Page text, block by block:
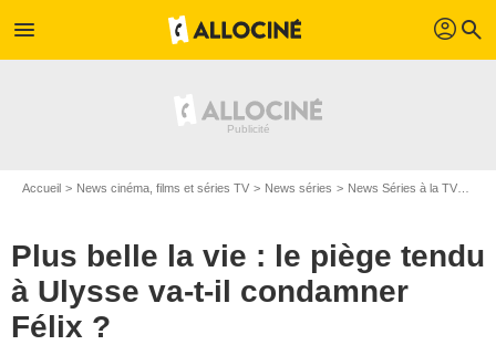
menu profil search
Accueil News cinéma, films et séries TV News séries News Séries à la TV
Plus belle la vie : le piège tendu
à Ulysse va-t-il condamner
Félix ?